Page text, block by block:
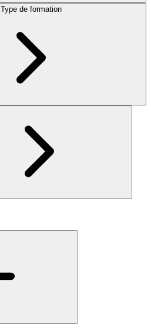
Type de formation